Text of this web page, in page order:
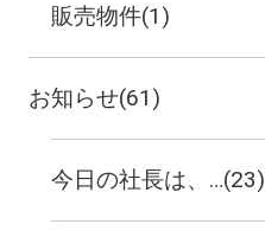
販売物件(1)
お知らせ(61)
今日の社長は、…(23)